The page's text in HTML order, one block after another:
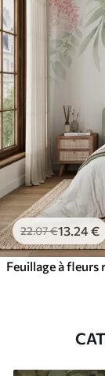
22.07€13 .24€
Feuillage à fleurs